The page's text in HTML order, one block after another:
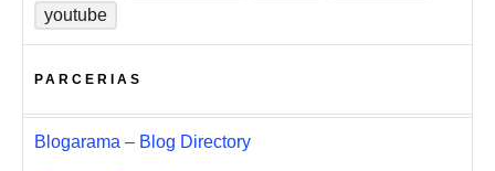
youtube
PARCERIAS
Blogarama – Blog Directory